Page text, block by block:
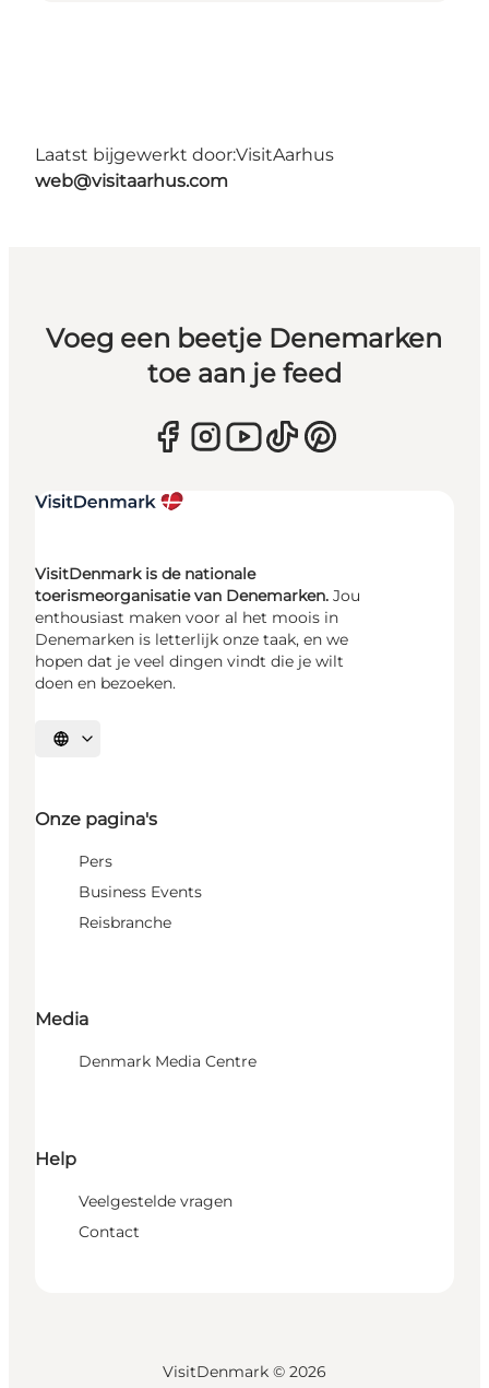
Laatst bijgewerkt door:VisitAarhus
web@visitaarhus.com
Voeg een beetje Denemarken
toe aan je feed
VisitDenmark is de nationale
toerismeorganisatie van Denemarken. Jou
enthousiast maken voor al het moois in
Denemarken is letterlijk onze taak, en we
hopen dat je veel dingen vindt die je wilt
doen en bezoeken.
Selecteer taal
Onze pagina's
Pers
Business Events
Reisbranche
Media
Denmark Media Centre
Help
Veelgestelde vragen
Contact
VisitDenmark © 2026